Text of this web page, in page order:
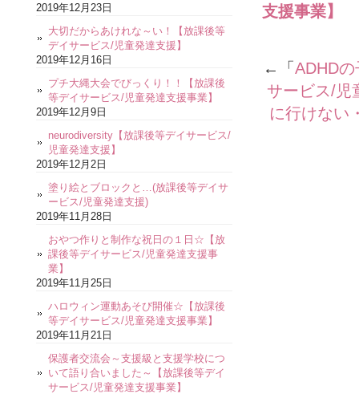
支援事業】
←「ADHD
サービス/児
に行けない
2019年12月23日
大切だからあけれな～い！【放課後等
デイサービス/児童発達支援】
2019年12月16日
プチ大縄大会でびっくり！！【放課後
等デイサービス/児童発達支援事業】
2019年12月9日
neurodiversity【放課後等デイサービス/
児童発達支援】
2019年12月2日
塗り絵とブロックと…(放課後等デイサ
ービス/児童発達支援)
2019年11月28日
おやつ作りと制作な祝日の１日☆【放
課後等デイサービス/児童発達支援事
業】
2019年11月25日
ハロウィン運動あそび開催☆【放課後
等デイサービス/児童発達支援事業】
2019年11月21日
保護者交流会～支援級と支援学校につ
いて語り合いました～【放課後等デイ
サービス/児童発達支援事業】